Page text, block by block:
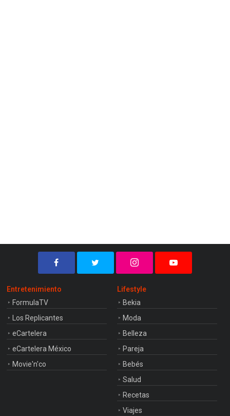
Entretenimiento
FormulaTV
Los Replicantes
eCartelera
eCartelera México
Movie'n'co
Lifestyle
Bekia
Moda
Belleza
Pareja
Bebés
Salud
Recetas
Viajes